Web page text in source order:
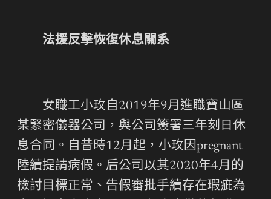
法援反擊恢復休息關系
女職工小玫自2019年9月進職寶山區
某緊密儀器公司，與公司簽署三年刻日休
息合同。自昔時12月起，小玫因pregnant
陸續提請病假。后公司以其2020年4月的
檢討目標正常、告假審批手續存在瑕疵為